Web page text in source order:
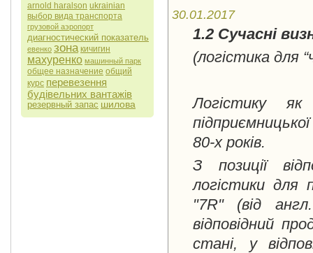
arnold haralson ukrainian
выбор вида транспорта
грузовой аэропорт
диагностический показатель
евенко зона кичигин
махуренко машинный парк
общее назначение общий
курс перевезення
будівельних вантажів
резервный запас шилова
30.01.2017
1.2 Сучасні
(логістика для
Логістику
80-х років.
З позиції
логістики для
"7R" (від
відповідний
стані, у